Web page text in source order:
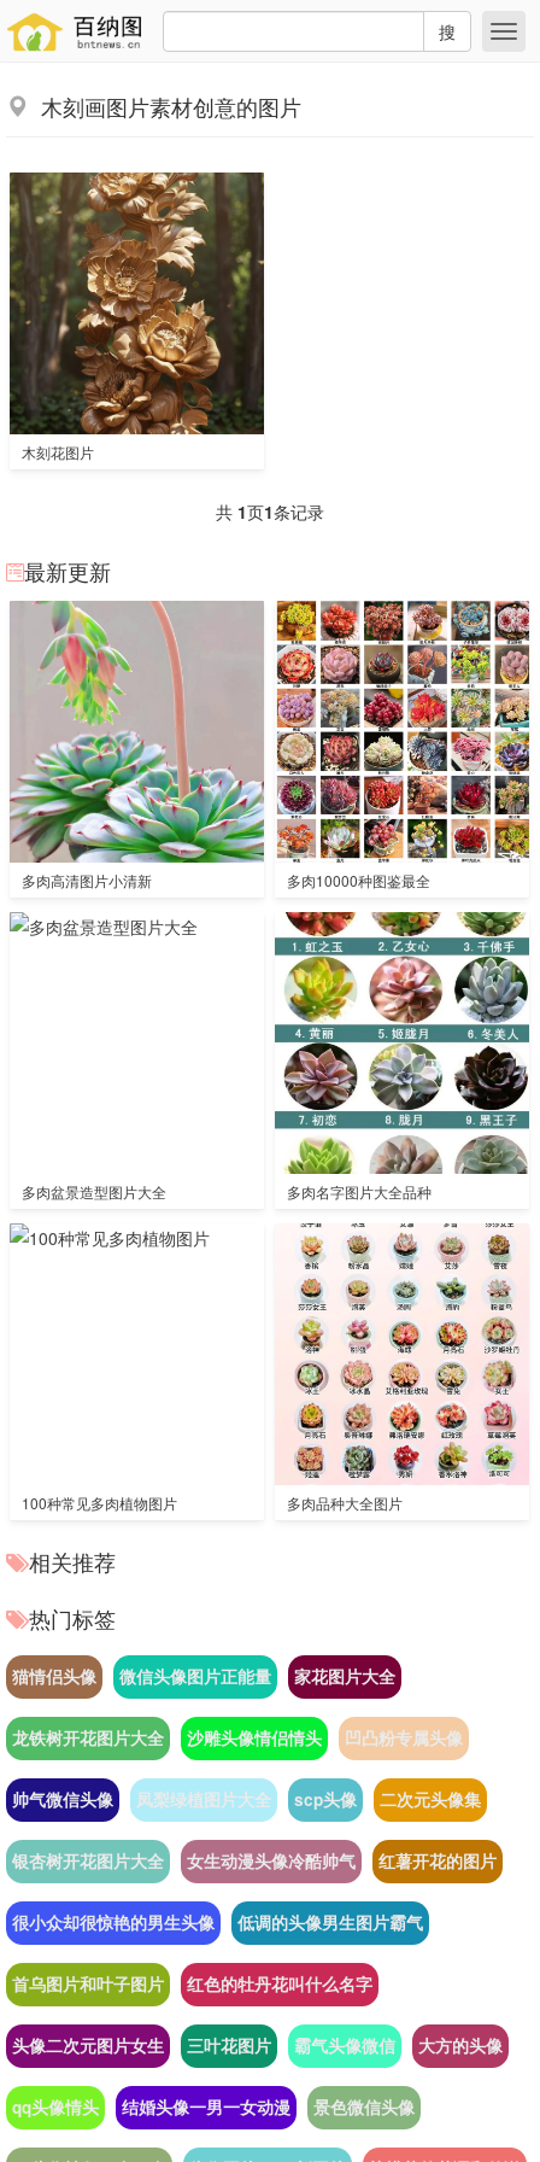
搜
木刻画图片素材创意的图片
木刻花图片
共 1页1条记录
最新更新
多肉高清图片小清新 多肉10000种图鉴最全
多肉盆景造型图片大全 多肉名字图片大全品种
100种常见多肉植物图片 多肉品种大全图片
相关推荐
热门标签
猫情侣头像 微信头像图片正能量 家花图片大全
龙铁树开花图片大全 沙雕头像情侣情头 凹凸粉专属头像
帅气微信头像 凤梨绿植图片大全 scp头像 二次元头像集
银杏树开花图片大全 女生动漫头像冷酷帅气 红薯开花的图片
很小众却很惊艳的男生头像 低调的头像男生图片霸气
首乌图片和叶子图片 红色的牡丹花叫什么名字
头像二次元图片女生 三叶花图片 霸气头像微信 大方的头像
qq头像情头 结婚头像一男一女动漫 景色微信头像